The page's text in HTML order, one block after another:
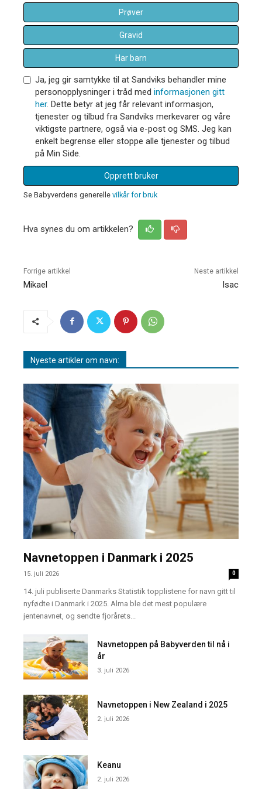
Prøver
Gravid
Har barn
Ja, jeg gir samtykke til at Sandviks behandler mine
personopplysninger i tråd med informasjonen gitt
her. Dette betyr at jeg får relevant informasjon,
tjenester og tilbud fra Sandviks merkevarer og våre
viktigste partnere, også via e-post og SMS. Jeg kan
enkelt begrense eller stoppe alle tjenester og tilbud
på Min Side.
Opprett bruker
Se Babyverdens generelle vilkår for bruk
Hva synes du om artikkelen?
Forrige artikkel
Mikael
Neste artikkel
Isac
Nyeste artikler om navn:
Navnetoppen i Danmark i 2025
15. juli 2026 0
14. juli publiserte Danmarks Statistik topplistene for navn gitt til
nyfødte i Danmark i 2025. Alma ble det mest populære
jentenavnet, og sendte fjorårets...
Navnetoppen på Babyverden til nå i
år
3. juli 2026
Navnetoppen i New Zealand i 2025
2. juli 2026
Keanu
2. juli 2026